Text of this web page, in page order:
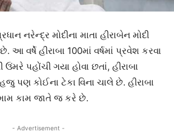
નરેન્દ્ર મોદીના માતા હીરાબેન મોદી
આ વર્ષે હીરાબા 100માં વર્ષમાં પ્રવેશ કરવા
પહોંચી ગયા હોવા છતાં, હીરાબા
કોઈના ટેકા વિના ચાલે છે. હીરાબા
કામ જાતે જ કરે છે.
- Advertisement -